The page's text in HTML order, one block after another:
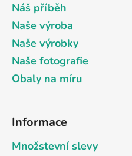
Náš příběh
Naše výroba
Naše výrobky
Naše fotografie
Obaly na míru
Informace
Množstevní slevy